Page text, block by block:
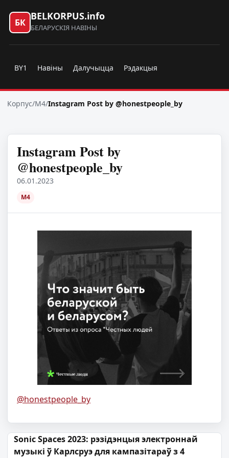
БК
BELKORPUS.info
БЕЛАРУСКІЯ НАВІНЫ
BY1 Навіны Далучыцца Рэдакцыя
Корпус/M4/Instagram Post by @honestpeople_by
Instagram Post by
@honestpeople_by
06.01.2023
M4
@honestpeople_by
Навігацыя па запісах
Sonic Spaces 2023: рэзідэнцыя электроннай
музыкі ў Карлсруэ для кампазітараў з 4